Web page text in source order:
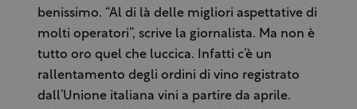
benissimo. “Al di là delle migliori aspettative di
molti operatori”, scrive la giornalista. Ma non è
tutto oro quel che luccica. Infatti c’è un
rallentamento degli ordini di vino registrato
dall’Unione italiana vini a partire da aprile.